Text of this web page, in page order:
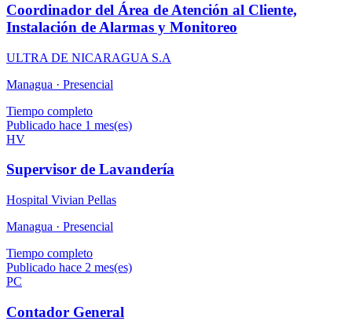
Coordinador del Área de Atención al Cliente,
Instalación de Alarmas y Monitoreo
ULTRA DE NICARAGUA S.A
Managua · Presencial
Tiempo completo
Publicado hace 1 mes(es)
HV
Supervisor de Lavandería
Hospital Vivian Pellas
Managua · Presencial
Tiempo completo
Publicado hace 2 mes(es)
PC
Contador General